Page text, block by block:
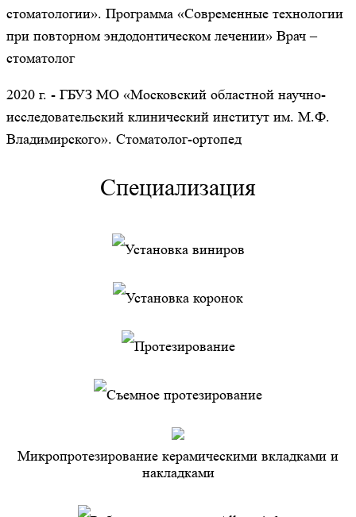
стоматологии». Программа «Современные технологии
при повторном эндодонтическом лечении» Врач –
стоматолог
2020 г. - ГБУЗ МО «Московский областной научно-
исследовательский клинический институт им. М.Ф.
Владимирского». Стоматолог-ортопед
Специализация
Установка виниров
Установка коронок
Протезирование
Съемное протезирование
Микропротезирование керамическими вкладками и
накладками